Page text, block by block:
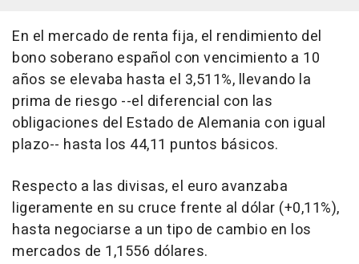
En el mercado de renta fija, el rendimiento del
bono soberano español con vencimiento a 10
años se elevaba hasta el 3,511%, llevando la
prima de riesgo --el diferencial con las
obligaciones del Estado de Alemania con igual
plazo-- hasta los 44,11 puntos básicos.
Respecto a las divisas, el euro avanzaba
ligeramente en su cruce frente al dólar (+0,11%),
hasta negociarse a un tipo de cambio en los
mercados de 1,1556 dólares.